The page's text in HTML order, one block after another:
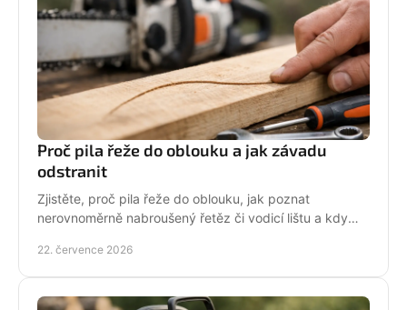
Proč pila řeže do oblouku a jak závadu
odstranit
Zjistěte, proč pila řeže do oblouku, jak poznat
nerovnoměrně nabroušený řetěz či vodicí lištu a kdy
22. července 2026